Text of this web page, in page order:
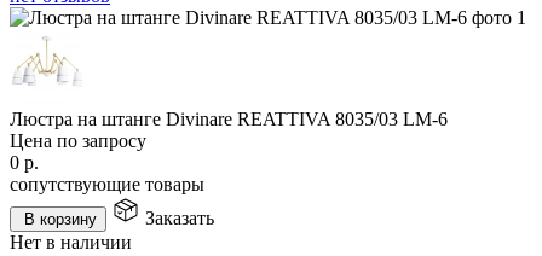
Люстра на штанге Divinare REATTIVA 8035/03 LM-6
Цена по запросу
0 р.
сопутствующие товары
В корзину
Заказать
Нет в наличии